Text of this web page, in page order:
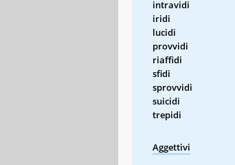
intravidi
iridi
lucidi
provvidi
riaffidi
sfidi
sprovvidi
suicidi
trepidi
Aggettivi